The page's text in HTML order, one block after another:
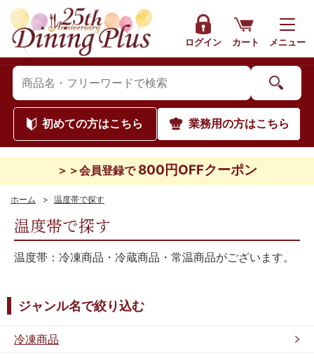
ログイン カート メニュー
初めての方はこちら 業務用の方はこちら
＞＞会員登録で 800円OFFクーポン
ホーム > 温度帯で探す
温度帯で探す
温度帯：冷凍商品・冷蔵商品・常温商品がございます。
ジャンル名で絞り込む
冷凍商品